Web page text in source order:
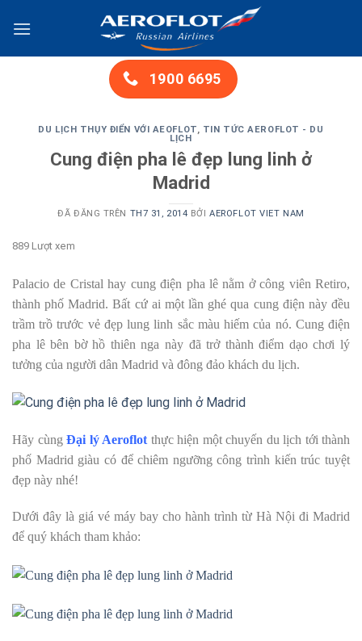
đến
1900 6695
DU LỊCH THỤY ĐIỂN VỚI AEOFLOT, TIN TỨC AEROFLOT - DU
LỊCH
Cung điện pha lê đẹp lung linh ở
Madrid
ĐÃ ĐĂNG TRÊN TH7 31, 2014 BỞIAEROFLOT VIET NAM
889 Lượt xem
Palacio de Cristal hay cung điện pha lê nằm ở công viên Retiro,
thành phố Madrid. Bất cứ ai một lần ghé qua cung điện này đều
trầm trồ trước vẻ đẹp lung linh sắc màu hiếm của nó. Cung điện
pha lê bên bờ hồ thiên nga này đã trở thành điểm dạo chơi lý
tưởng của người dân Madrid và đông đảo khách du lịch.
Hãy cùng Đại lý Aeroflot thực hiện một chuyến du lịch tới thành
phố Madrid giàu có để chiêm ngưỡng công trình kiến trúc tuyệt
đẹp này nhé!
Dưới đây là giá vé máy bay cho hành trình từ Hà Nội đi Madrid
để quý khách tham khảo: